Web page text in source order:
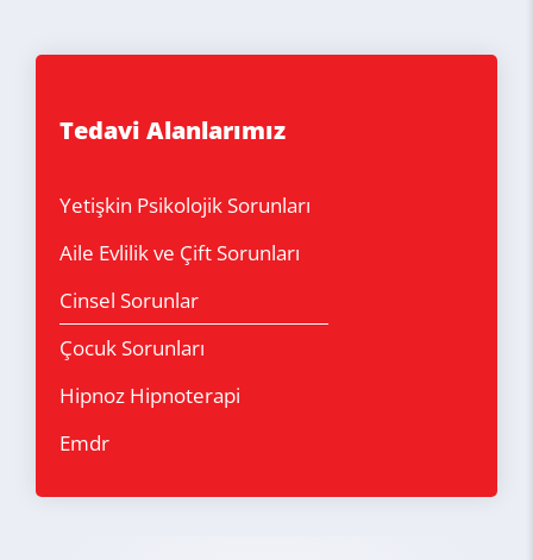
Tedavi Alanlarımız
Yetişkin Psikolojik Sorunları
Aile Evlilik ve Çift Sorunları
Cinsel Sorunlar
Çocuk Sorunları
Hipnoz Hipnoterapi
Emdr